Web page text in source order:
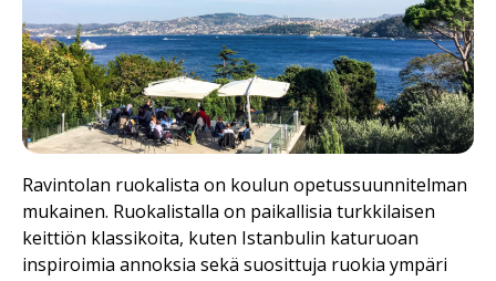
Ravintolan ruokalista on koulun opetussuunnitelman
mukainen. Ruokalistalla on paikallisia turkkilaisen
keittiön klassikoita, kuten Istanbulin katuruoan
inspiroimia annoksia sekä suosittuja ruokia ympäri